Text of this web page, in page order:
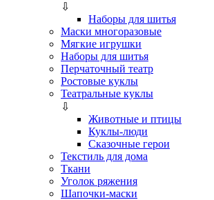
⇩
Наборы для шитья
Маски многоразовые
Мягкие игрушки
Наборы для шитья
Перчаточный театр
Ростовые куклы
Театральные куклы
⇩
Животные и птицы
Куклы-люди
Сказочные герои
Текстиль для дома
Ткани
Уголок ряжения
Шапочки-маски